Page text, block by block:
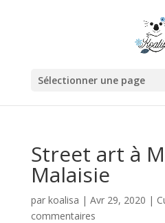
Sélectionner une page
Street art à
Malaisie
par koalisa | Avr 29, 2020 |
commentaires